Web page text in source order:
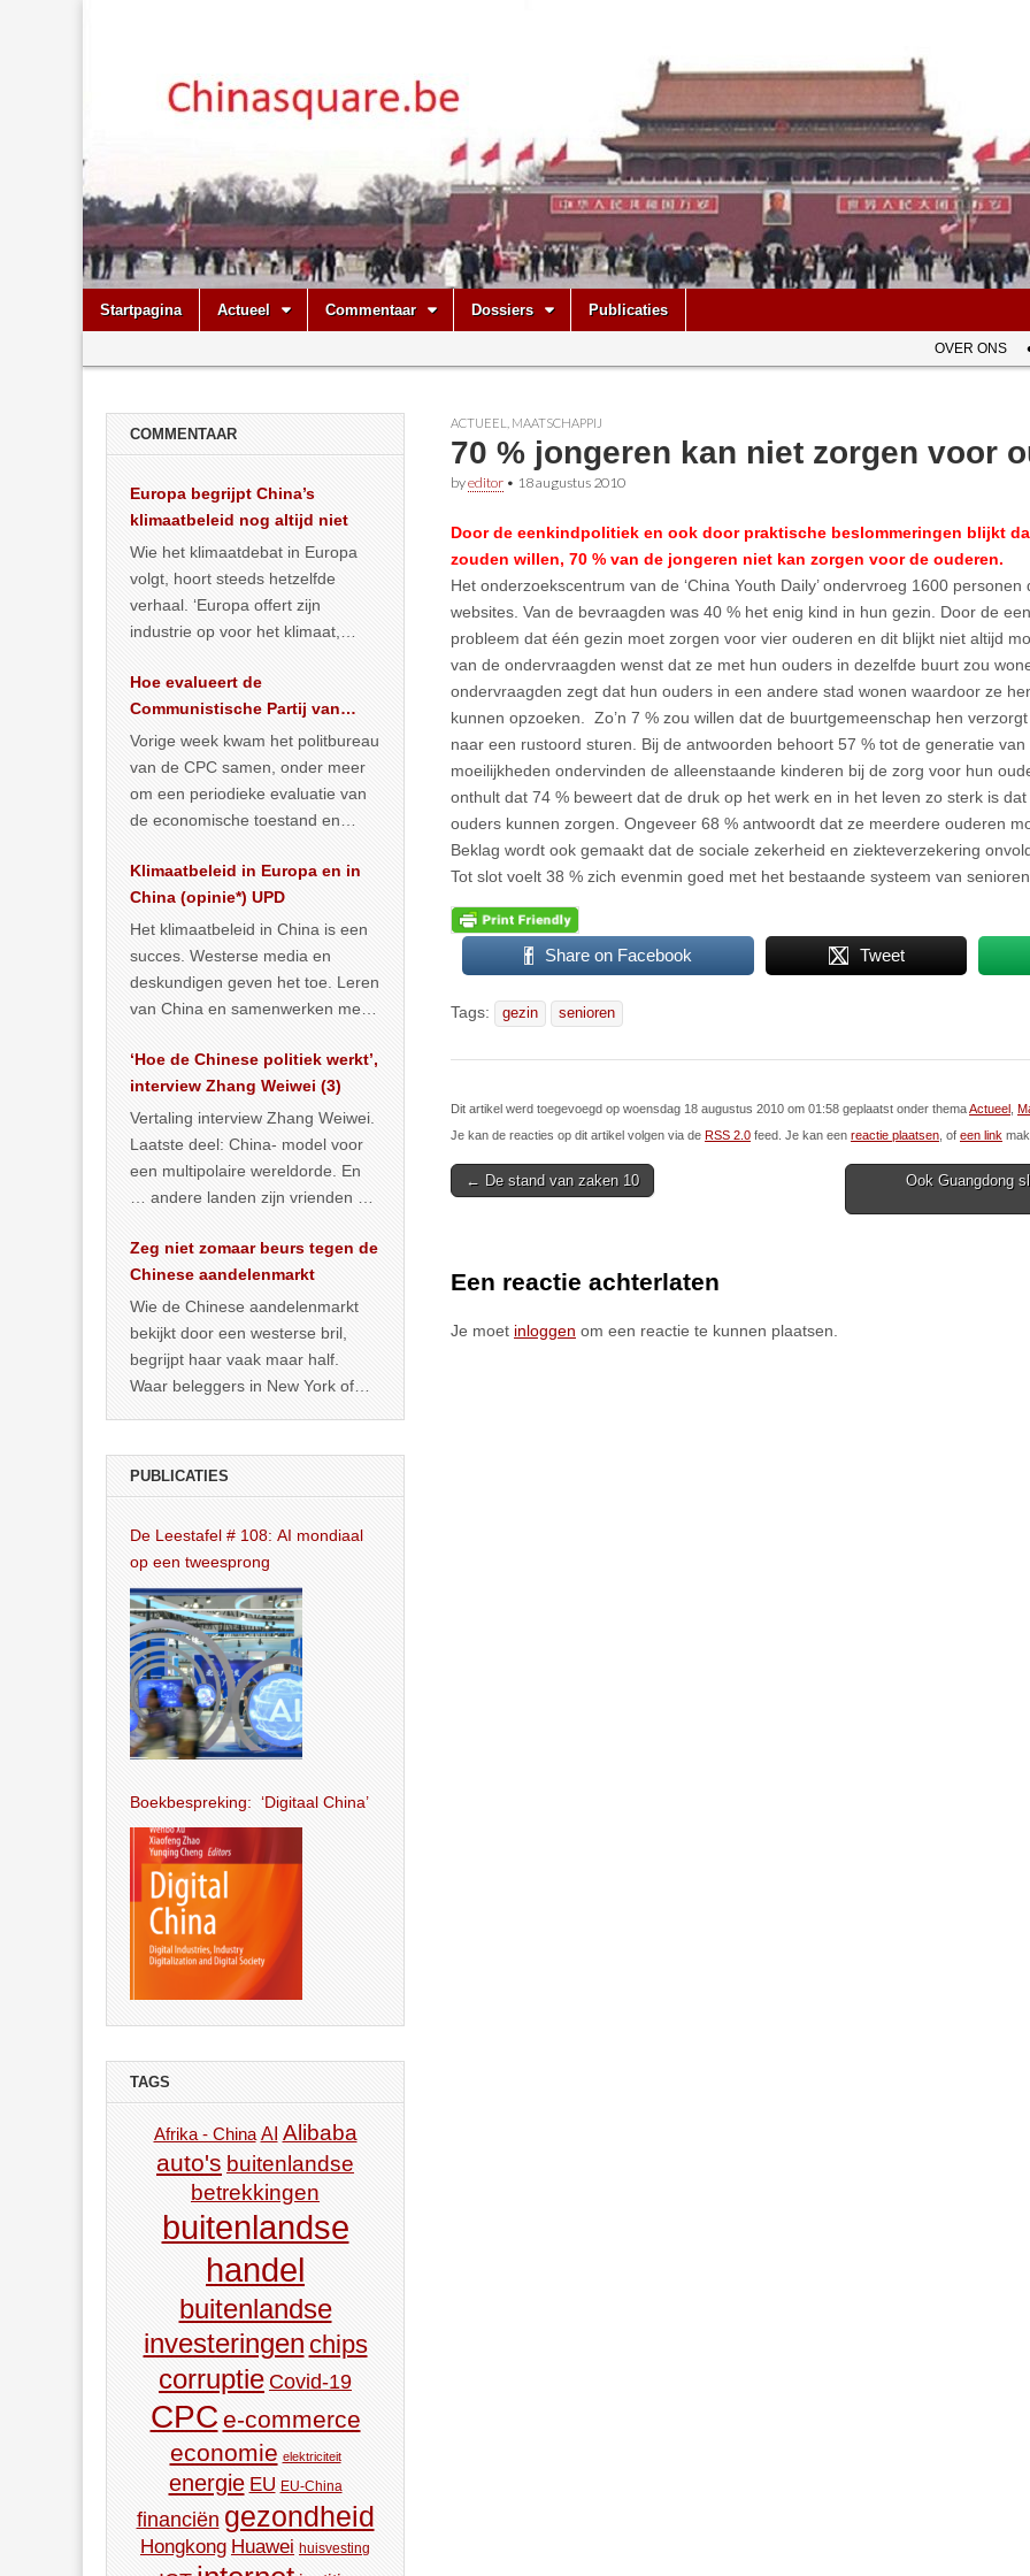
Chinasquare.be
Main
menu
Skip
Startpagina Actueel Commentaar Dossiers Publicaties
menu
OVER ONS
ACTUEEL MAATSCHAPPIJ
70 % jongeren kan niet zorgen voor
byeditor • 18 augustus 2010
Door de eenkindpolitiek en ook door praktische beslommeringen blijkt
zouden willen, 70 % van de jongeren niet kan zorgen voor de ouderen.
Het onderzoekscentrum van de ‘China Youth Daily’ ondervroeg 1600
websites. Van de bevraagden was 40 % het enig kind in hun gezin. Door de
probleem dat één gezin moet zorgen voor vier ouderen en dit blijkt niet altijd
van de ondervraagden wenst dat ze met hun ouders in dezelfde buurt zou
ondervraagden zegt dat hun ouders in een andere stad wonen waardoor ze
kunnen opzoeken. Zo’n 7 % zou willen dat de buurtgemeenschap hen
naar een rustoord sturen. Bij de antwoorden behoort 57 % tot de generatie van
moeilijkheden ondervinden de alleenstaande kinderen bij de zorg voor hun
onthult dat 74 % beweert dat de druk op het werk en in het leven zo sterk is
ouders kunnen zorgen. Ongeveer 68 % antwoordt dat ze meerdere ouderen
Beklag wordt ook gemaakt dat de sociale zekerheid en ziekteverzekering
Tot slot voelt 38 % zich evenmin goed met het bestaande systeem van
Share on Facebook Tweet
Tags: gezin senioren
Dit artikel werd toegevoegd op woensdag 18 augustus 2010 om 01:58 geplaatst onder themaActueel
Je kan de reacties op dit artikel volgen via de RSS 2.0 feed. Je kan een reactie plaatsen , of een link
Post
← De stand van zaken 10
Ook Guangdong
Een reactie achterlaten
Je moet inloggen om een reactie te kunnen plaatsen.
COMMENTAAR
Europa begrijpt China’s
klimaatbeleid nog altijd niet
Wie het klimaatdebat in Europa
volgt, hoort steeds hetzelfde
verhaal. ‘Europa offert zijn
industrie op voor het klimaat,
vergroening… >> lees meer
Hoe evalueert de
Communistische Partij van
China de economische
situatie?
Vorige week kwam het politbureau
van de CPC samen, onder meer
om een periodieke evaluatie van
de economische toestand en
publiceerden… >> lees meer
Klimaatbeleid in Europa en in
China (opinie*) UPD
Het klimaatbeleid in China is een
succes. Westerse media en
deskundigen geven het toe. Leren
van China en samenwerken met
… >> lees meer
‘Hoe de Chinese politiek werkt’,
interview Zhang Weiwei (3)
Vertaling interview Zhang Weiwei.
Laatste deel: China- model voor
een multipolaire wereldorde. En
… andere landen zijn vrienden of
Zeg niet zomaar beurs tegen de
Chinese aandelenmarkt
Wie de Chinese aandelenmarkt
bekijkt door een westerse bril,
begrijpt haar vaak maar half.
Waar beleggers in New York of
PUBLICATIES
De Leestafel # 108: AI mondiaal
op een tweesprong
Boekbespreking: ‘Digitaal China’
TAGS
Afrika - China AI Alibaba
auto's buitenlandse
betrekkingen
buitenlandse
handel
buitenlandse
investeringen chips
corruptie Covid-19
CPC e-commerce
economie elektriciteit
energie EU EU-China
financiën gezondheid
Hongkong Huawei huisvesting